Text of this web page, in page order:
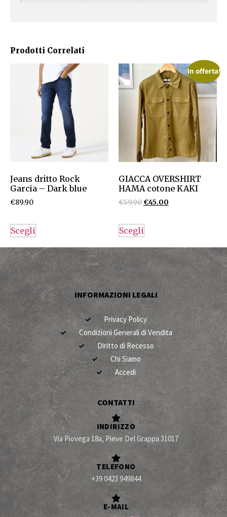
Prodotti Correlati
Jeans dritto Rock
Garcia – Dark blue
€89.90
Scegli
In offerta!
GIACCA OVERSHIRT
HAMA cotone KAKI
€59.90€45.00
Scegli
INFORMAZIONI LEGALI
Privacy Policy
Condizioni Generali di Vendita
Diritto di Recesso
Chi Siamo
Accedi
CONTATTI
INDIRIZZO
Via Piovega 18a, Pieve Del Grappa 31017
TELEFONO
+39 0423 949844
E-MAIL